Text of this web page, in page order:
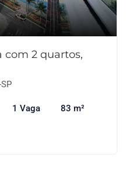
com 2 quartos,
1 Vaga 83 m²